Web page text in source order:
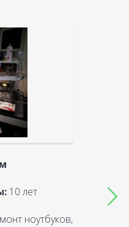
10 лет
ноутбуков,